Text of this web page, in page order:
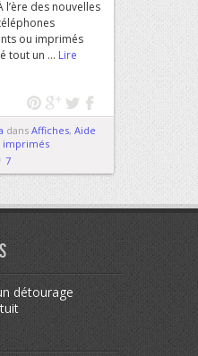
des nouvelles
ou imprimés
tout un ... Lire
dans Affiches, Aide
imprimés
7
détourage